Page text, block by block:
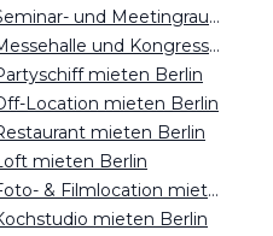
Seminar- und Meetingraum mieten Berlin
Messehalle und Kongresszentrum mieten Berlin
mieten Berlin
Location mieten Berlin
mieten Berlin
mieten Berlin
Foto- & Filmlocation mieten Berlin
mieten Berlin